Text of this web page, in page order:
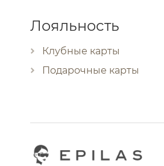
Лояльность
Клубные карты
Подарочные карты